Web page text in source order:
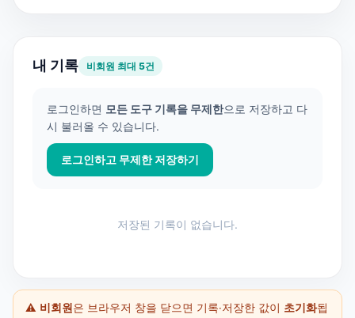
내 기록 비회원 최대 5건
로그인하면 모든 도구 기록을 무제한으로 저장하고 다
시 불러올 수 있습니다.
로그인하고 무제한 저장하기
저장된 기록이 없습니다.
⚠️ 비회원 은 브라우저 창을 닫으면 기록·저장한 값이 초기화됩